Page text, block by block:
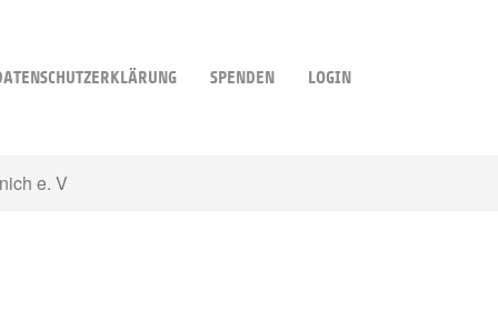
SPENDEN LOGIN
e. V